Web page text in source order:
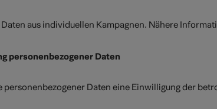
aus individuellen Kampagnen. Nähere
personenbezogener Daten
Daten eine Einwilligung der